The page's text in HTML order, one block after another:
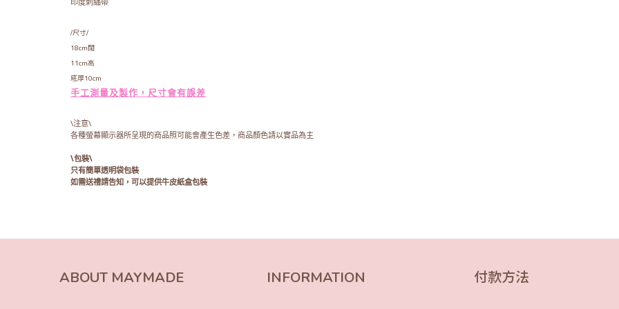
/尺寸/
18cm闊
11cm高
底厚10cm
手工測量及製作，尺寸會有誤差
\注意\
各種螢幕顯示器所呈現的商品照可能會產生色差，商品顏色請以實品為主
\包裝\
只有簡單透明袋包裝
如需送禮請告知，可以提供牛皮紙盒包裝
ABOUT MAYMADE INFORMATION 付款方法